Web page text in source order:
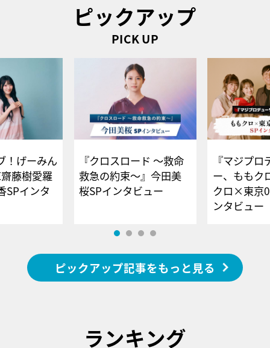
ピックアップ
PICK UP
！げーみん
藤樹愛羅
SPインタ
『クロスロード ～救命
救急の約束～』今田美
桜SPインタビュー
『マジプロ
ー、ももク
クロ×東京
ンタビュー
ピックアップ記事をもっと見る
ランキング